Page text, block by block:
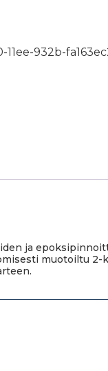
932b-
ja
muotoiltu